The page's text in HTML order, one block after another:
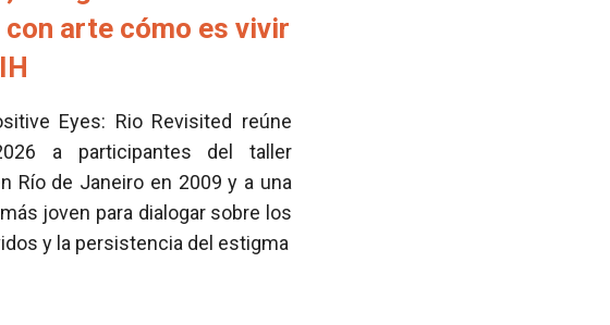
con arte cómo es vivir
Eyes: Rio Revisited reúne
a participantes del taller
Río de Janeiro en 2009 y a una
joven para dialogar sobre los
y la persistencia del estigma